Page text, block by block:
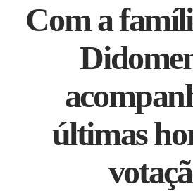
Com a
últimas